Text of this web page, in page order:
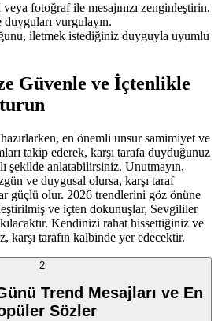
fotoğraf ile mesajınızı zenginleştirin.
vurgulayın.
iletmek istediğiniz duyguyla uyumlu
Güvenle ve İçtenlikle
en önemli unsur samimiyet ve
takip ederek, karşı tarafa duyduğunuz
şekilde anlatabilirsiniz. Unutmayın,
ve duygusal olursa, karşı taraf
güçlü olur. 2026 trendlerini göz önüne
ve içten dokunuşlar, Sevgililer
Kendinizi rahat hissettiğiniz ve
karşı tarafın kalbinde yer edecektir.
2
Trend Mesajları ve En
Sözler